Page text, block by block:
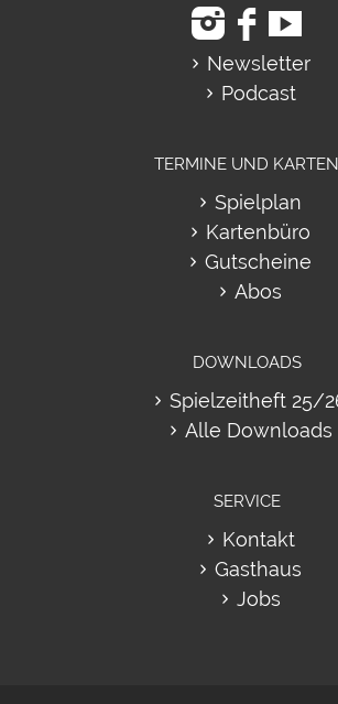
Newsletter
Podcast
TERMINE UND KARTEN
Spielplan
Kartenbüro
Gutscheine
Abos
DOWNLOADS
Spielzeitheft 25/
Alle Downloads
SERVICE
Kontakt
Gasthaus
Jobs